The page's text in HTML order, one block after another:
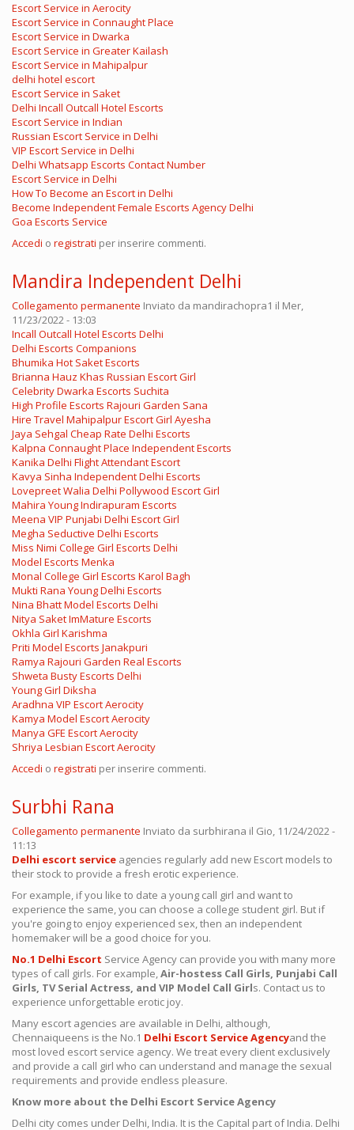
Escort Service in Aerocity
Escort Service in Connaught Place
Escort Service in Dwarka
Escort Service in Greater Kailash
Escort Service in Mahipalpur
delhi hotel escort
Escort Service in Saket
Delhi Incall Outcall Hotel Escorts
Escort Service in Indian
Russian Escort Service in Delhi
VIP Escort Service in Delhi
Delhi Whatsapp Escorts Contact Number
Escort Service in Delhi
How To Become an Escort in Delhi
Become Independent Female Escorts Agency Delhi
Goa Escorts Service
Accedi o registrati per inserire commenti.
Mandira Independent Delhi
Collegamento permanente Inviato da mandirachopra1 il Mer,
11/23/2022 - 13:03
Incall Outcall Hotel Escorts Delhi
Delhi Escorts Companions
Bhumika Hot Saket Escorts
Brianna Hauz Khas Russian Escort Girl
Celebrity Dwarka Escorts Suchita
High Profile Escorts Rajouri Garden Sana
Hire Travel Mahipalpur Escort Girl Ayesha
Jaya Sehgal Cheap Rate Delhi Escorts
Kalpna Connaught Place Independent Escorts
Kanika Delhi Flight Attendant Escort
Kavya Sinha Independent Delhi Escorts
Lovepreet Walia Delhi Pollywood Escort Girl
Mahira Young Indirapuram Escorts
Meena VIP Punjabi Delhi Escort Girl
Megha Seductive Delhi Escorts
Miss Nimi College Girl Escorts Delhi
Model Escorts Menka
Monal College Girl Escorts Karol Bagh
Mukti Rana Young Delhi Escorts
Nina Bhatt Model Escorts Delhi
Nitya Saket ImMature Escorts
Okhla Girl Karishma
Priti Model Escorts Janakpuri
Ramya Rajouri Garden Real Escorts
Shweta Busty Escorts Delhi
Young Girl Diksha
Aradhna VIP Escort Aerocity
Kamya Model Escort Aerocity
Manya GFE Escort Aerocity
Shriya Lesbian Escort Aerocity
Accedi o registrati per inserire commenti.
Surbhi Rana
Collegamento permanente Inviato da surbhirana il Gio, 11/24/2022 -
11:13
Delhi escort service agencies regularly add new Escort models to
their stock to provide a fresh erotic experience.
For example, if you like to date a young call girl and want to
experience the same, you can choose a college student girl. But if
you're going to enjoy experienced sex, then an independent
homemaker will be a good choice for you.
No.1 Delhi Escort Service Agency can provide you with many more
types of call girls. For example,Air-hostess Call Girls, Punjabi Call
Girls, TV Serial Actress, and VIP Model Call Girls. Contact us to
experience unforgettable erotic joy.
Many escort agencies are available in Delhi, although,
Chennaiqueens is the No.1 Delhi Escort Service Agencyand the
most loved escort service agency. We treat every client exclusively
and provide a call girl who can understand and manage the sexual
requirements and provide endless pleasure.
Know more about the Delhi Escort Service Agency
Delhi city comes under Delhi, India. It is the Capital part of India. Delhi